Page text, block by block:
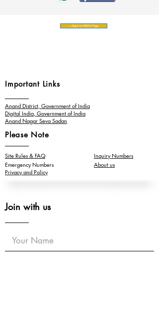
< Back to NEWS Page
Important Links
Anand District, Government of India
Digital India, Government of India
Anand Nagar Seva Sadan
Please Note
Site Rules & FAQ
Inquiry Numbers
Emergency Numbers
About us
Privacy and Policy
Join with us